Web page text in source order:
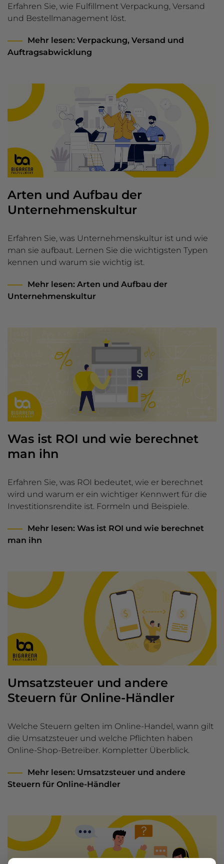
Erfahren Sie, wie Fulfillment Verpackung, Versand
und Bestellmanagement löst.
Mehr lesen: Verpackung, Versand und
Auftragsabwicklung
Arten und Aufbau der
Unternehmenskultur
Erfahren Sie, was Unternehmenskultur ist und wie
man sie aufbaut. Lernen Sie die wichtigsten Typen
kennen und warum sie wichtig ist.
Mehr lesen: Arten und Aufbau der
Unternehmenskultur
Was ist ROI und wie berechnet
man ihn
Erfahren Sie, was ROI bedeutet, wie er berechnet
wird und warum er ein wichtiger Kennwert für die
Investitionsrendite ist. Formeln und Beispiele.
Mehr lesen: Was ist ROI und wie berechnet
man ihn
Umsatzsteuer und andere
Steuern für Online-Händler
Welche Steuern gelten im Online-Handel, wann gilt
die Umsatzsteuer und welche Pflichten haben
Online-Shop-Betreiber. Kompletter Überblick.
Mehr lesen: Umsatzsteuer und andere
Steuern für Online-Händler